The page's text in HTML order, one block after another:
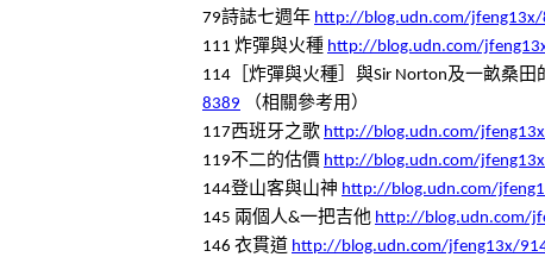
79詩誌七週年 http://blog.udn.com/jfeng13x/
111 炸彈與火種 http://blog.udn.com/
114 ［炸彈與火種］與Sir Norton及一畝桑田
8389
（相關參考用）
117西班牙之歌 http://blog.udn.com/
119不二的估價 http://blog.udn.com/
144登山客與山神 http://blog.udn.com/
145 兩個人&一把吉他 http://blog.udn.com/
146 衣貫道 http://blog.udn.com/jfeng13x/